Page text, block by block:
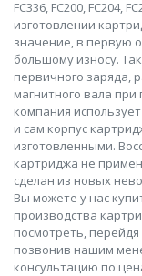
FC336, FC200, FC204,
изготовлении
значение, в первую
большому износу.
первичного заряда,
магнитного вала
компания
и сам корпус
изготовленными.
картриджа не
сделан из новых
Вы можете у нас
производства
посмотреть,
позвонив нашим
консультацию по